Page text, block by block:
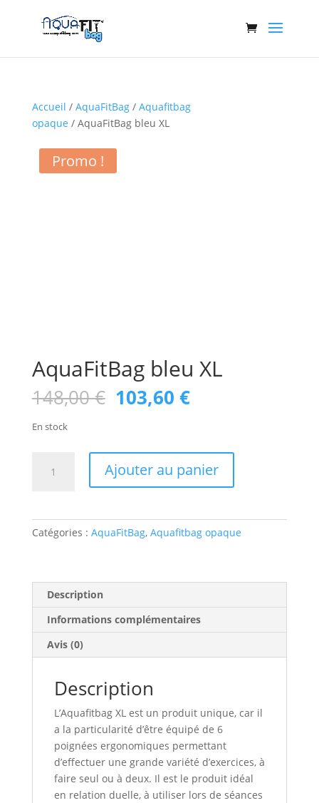
Accueil / AquaFitBag/ Aquafitbag
opaque / AquaFitBag bleu XL
Promo !
AquaFitBag bleu XL
148,00€ Le
prix
était :
148,00 €.
103,60 €Le
prix
est :
103,60 €.
En stock
Ajouter au panier
Catégories : AquaFitBag, Aquafitbag opaque
Description
Informations complémentaires
Avis (0)
Description
L’Aquafitbag XL est un produit unique, car il
a la particularité d’être équipé de 6
poignées ergonomiques permettant
d’effectuer une grande variété d’exercices, à
faire seul ou à deux. Il est le produit idéal
en relation duelle, à utiliser lors de séances